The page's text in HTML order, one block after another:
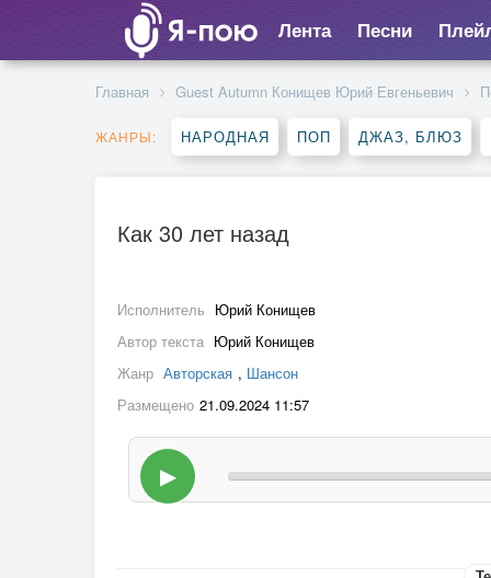
Лента Песни
Главная Guest Autumn Конищев Юрий Евгеньевич
ЖАНРЫ: НАРОДНАЯ ПОП ДЖАЗ, БЛЮЗ
Как 30 лет назад
Исполнитель Юрий Конищев
Автор текста Юрий Конищев
Жанр Авторская , Шансон
Размещено 21.09.2024 11:57
▶